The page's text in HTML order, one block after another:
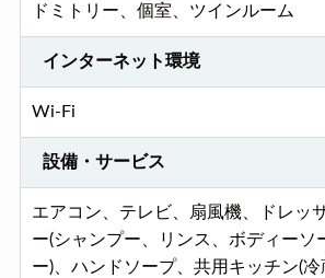
ドミトリー、個室、ツインルーム
インターネット環境
Wi-Fi
設備・サービス
エアコン、テレビ、扇風機、ドレッ
ー(シャンプー、リンス、ボディーソ
ー)、ハンドソープ、共用キッチン(